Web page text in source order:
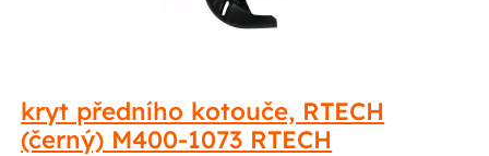
kryt předního kotouče, RTECH
(černý) M400-1073 RTECH